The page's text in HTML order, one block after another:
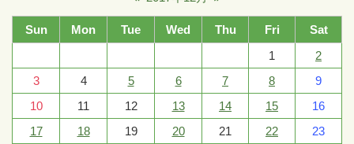
Sun Mon Tue Wed Thu Fri
Sat
1
2
3
4 5 6 7 8
9
10
11 12 13 14 15
16
17
18 19 20 21 22
23